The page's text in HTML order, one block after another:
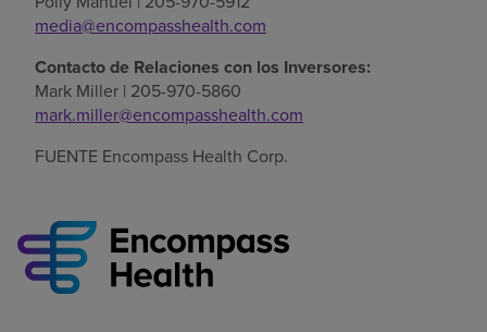
media@encompasshealth.com
Contacto de Relaciones con los Inversores:
Mark Miller | 205-970-5860
mark.miller@encompasshealth.com
FUENTE Encompass Health Corp.